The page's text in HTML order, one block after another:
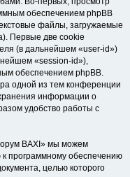
обеспечением phpBB
файлы, загружаемые
Первые две cookie
(в дальнейшем «user-id»)
«session-id»),
обеспечением phpBB.
одной из тем конференции
информации о
удобство работы с
BAXI» мы можем
программному обеспечению
целью которого